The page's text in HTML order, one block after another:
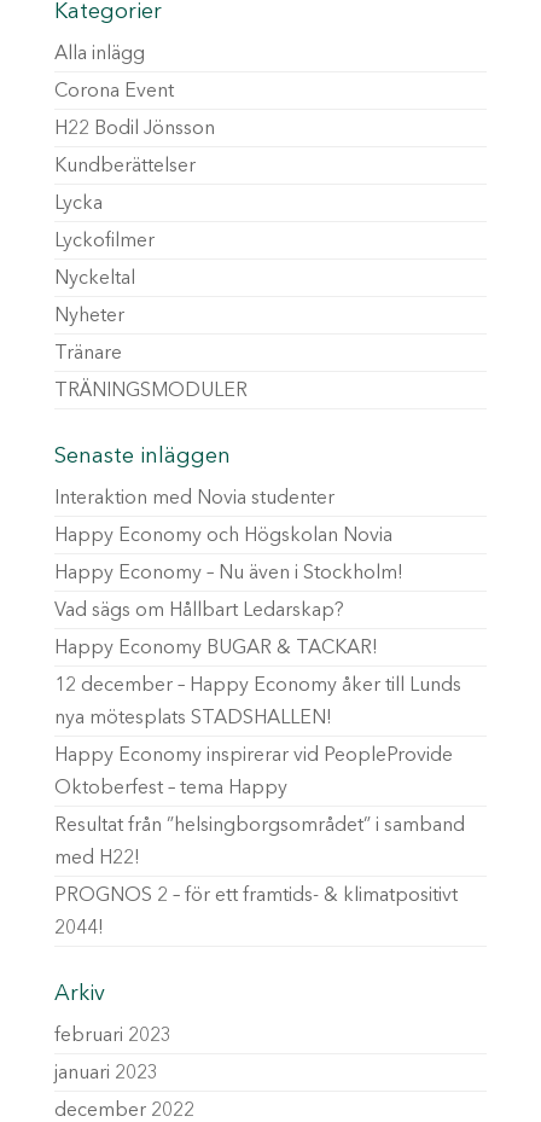
Kategorier
Alla inlägg
Corona Event
H22 Bodil Jönsson
Kundberättelser
Lycka
Lyckofilmer
Nyckeltal
Nyheter
Tränare
TRÄNINGSMODULER
Senaste inläggen
Interaktion med Novia studenter
Happy Economy och Högskolan Novia
Happy Economy – Nu även i Stockholm!
Vad sägs om Hållbart Ledarskap?
Happy Economy BUGAR & TACKAR!
12 december – Happy Economy åker till Lunds
nya mötesplats STADSHALLEN!
Happy Economy inspirerar vid PeopleProvide
Oktoberfest – tema Happy
Resultat från ”helsingborgsområdet” i samband
med H22!
PROGNOS 2 – för ett framtids- & klimatpositivt
2044!
Arkiv
februari 2023
januari 2023
december 2022